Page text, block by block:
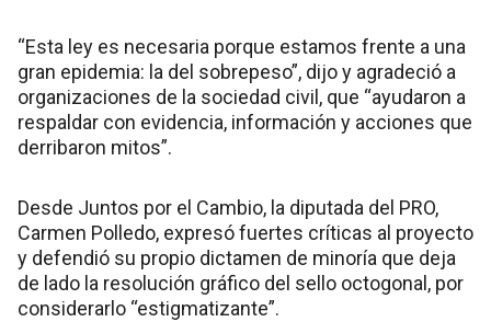
“Esta ley es necesaria porque estamos frente a una
gran epidemia: la del sobrepeso”, dijo y agradeció a
organizaciones de la sociedad civil, que “ayudaron a
respaldar con evidencia, información y acciones que
derribaron mitos”.
Desde Juntos por el Cambio, la diputada del PRO,
Carmen Polledo, expresó fuertes críticas al proyecto
y defendió su propio dictamen de minoría que deja
de lado la resolución gráfico del sello octogonal, por
considerarlo “estigmatizante”.